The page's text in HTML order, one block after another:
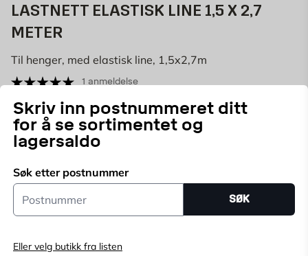
Skriv inn postnummeret ditt
for å se sortimentet og
lagersaldo
Søk etter postnummer
Postnummer
SØK
Eller velg butikk fra listen
LASTNETT ELASTISK LINE 1,5 X 2,7
METER
Til henger, med elastisk line, 1,5x2,7m
1 anmeldelse
ART.NR: 28158
Perfekt for sikker transport. Dette elastiske lastnettet er
ideelt for å sikkert transportere lettere gods og hindre
at løst materiale blåser av tilhengeren.
Vis mer